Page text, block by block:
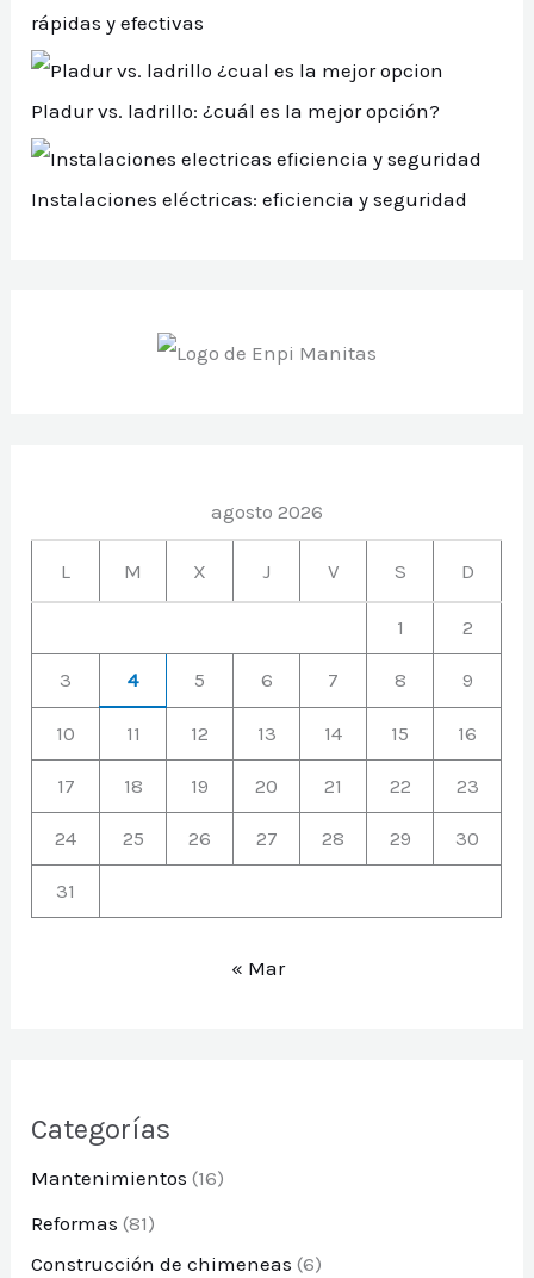
rápidas y efectivas
Pladur vs. ladrillo: ¿cuál es la mejor opción?
Instalaciones eléctricas: eficiencia y seguridad
agosto 2026
L M X J V S D
1 2
3 4 5 6 7 8 9
10 11 12 13 14 15 16
17 18 19 20 21 22 23
24 25 26 27 28 29 30
31
« Mar
Categorías
Mantenimientos (16)
Reformas (81)
Construcción de chimeneas (6)